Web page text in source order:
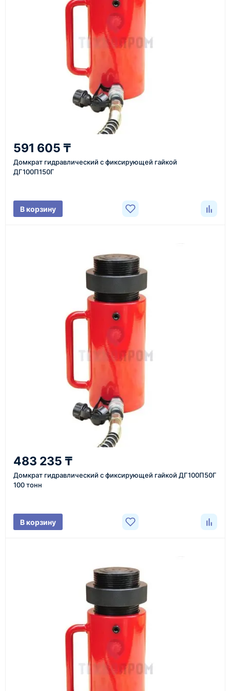
Также вы можете заказать оборудование и
инструменты по номеру телефона в шапке сайта
или через онлайн-форму запроса обратного звонка.
Казахстан и СНГ
доставка оборудования в разные города и
регионы
От 7–14 дней
средний срок доставки по большинству поставок
проверка товара перед отправкой клиенту
счёт, договор, накладные и сопроводительные
материалы
Как оформить заказ
Оставьте заявку на сайте, по телефону или через
форму обратного звонка.
Уточнение задачи
Менеджер связывается с вами, уточняет
Подбираем оборудование, рассчитываем
стоимость товара и ориентировочную стоимость
Счёт и оплата
Согласовываем условия, готовим счёт, договор
591 605 ₸
Домкрат гидравлический с фиксирующей гайкой
ДГ100П150Г
В корзину
483 235 ₸
Домкрат гидравлический с фиксирующей гайкой ДГ100П50Г
100 тонн
В корзину